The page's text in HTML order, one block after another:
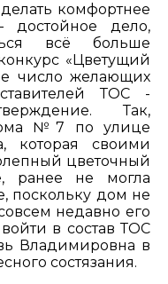
комфортнее
достойное дело,
всё больше
«Цветущий
число желающих
ТОС -
Так,
№7 по улице
которая своими
цветочный
ранее не могла
поскольку дом не
недавно его
в состав ТОС
Владимировна в
состязания.